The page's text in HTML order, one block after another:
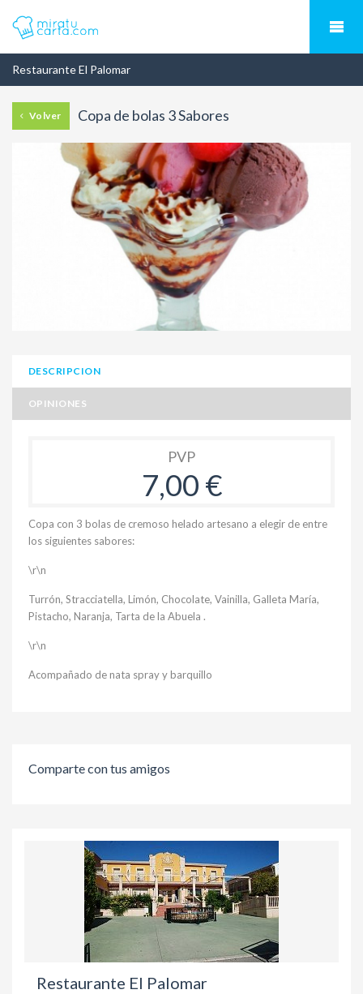
Restaurante El Palomar
Volver Copa de bolas 3 Sabores
DESCRIPCION
OPINIONES
PVP
7,00 €
Copa con 3 bolas de cremoso helado artesano a elegir de entre
los siguientes sabores:
\r\n
Turrón, Stracciatella, Limón, Chocolate, Vainilla, Galleta María,
Pistacho, Naranja, Tarta de la Abuela .
\r\n
Acompañado de nata spray y barquillo
Comparte con tus amigos
Restaurante El Palomar